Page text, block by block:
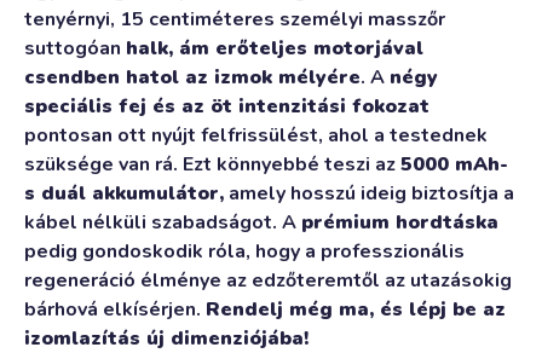
tenyérnyi, 15 centiméteres személyi masszőr
suttogóan halk, ám erőteljes motorjával
csendben hatol az izmok mélyére. A négy
speciális fej és az öt intenzitási fokozat
pontosan ott nyújt felfrissülést, ahol a testednek
szüksége van rá. Ezt könnyebbé teszi az5000 mAh-
s duál akkumulátor, amely hosszú ideig biztosítja a
kábel nélküli szabadságot. A prémium hordtáska
pedig gondoskodik róla, hogy a professzionális
regeneráció élménye az edzőteremtől az utazásokig
bárhová elkísérjen. Rendelj még ma, és lépj be az
izomlazítás új dimenziójába!